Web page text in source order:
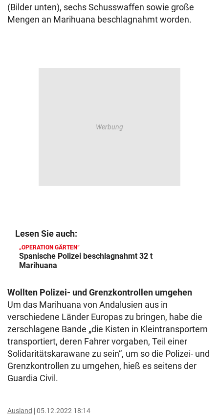
(Bilder unten), sechs Schusswaffen sowie große
Mengen an Marihuana beschlagnahmt worden.
Lesen Sie auch:
„OPERATION GÄRTEN“
Spanische Polizei beschlagnahmt 32 t
Marihuana
Wollten Polizei- und Grenzkontrollen umgehen
Um das Marihuana von Andalusien aus in
verschiedene Länder Europas zu bringen, habe die
zerschlagene Bande „die Kisten in Kleintransportern
transportiert, deren Fahrer vorgaben, Teil einer
Solidaritätskarawane zu sein“, um so die Polizei- und
Grenzkontrollen zu umgehen, hieß es seitens der
Guardia Civil.
Ausland 05.12.2022 18:14